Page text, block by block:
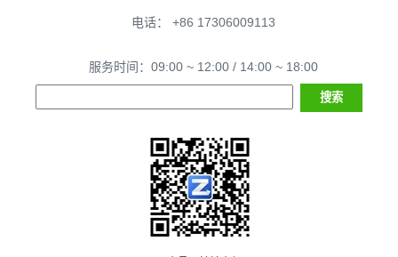
电话： +86 17306009113
服务时间：09:00 ~ 12:00 / 14:00 ~ 18:00